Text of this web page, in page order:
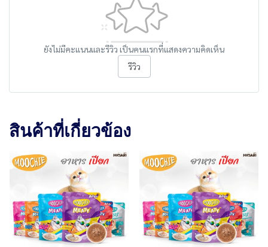
ยังไม่มีคะแนนและรีวิว เป็นคนแรกที่แสดงความคิดเห็น
รีวิว
สินค้าที่เกี่ยวข้อง